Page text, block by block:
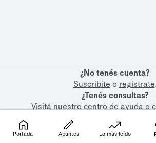
¿No tenés cuenta?
Suscribite o registrate.
¿Tenés consultas?
Visitá nuestrocentro de ayudao
Portada Apuntes Lo más leído